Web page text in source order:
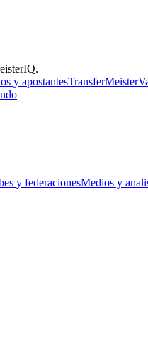
y apostantesTransferMeister
y federacionesMedios y